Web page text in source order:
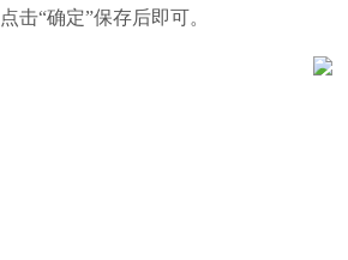
点击“确定”保存后即可。